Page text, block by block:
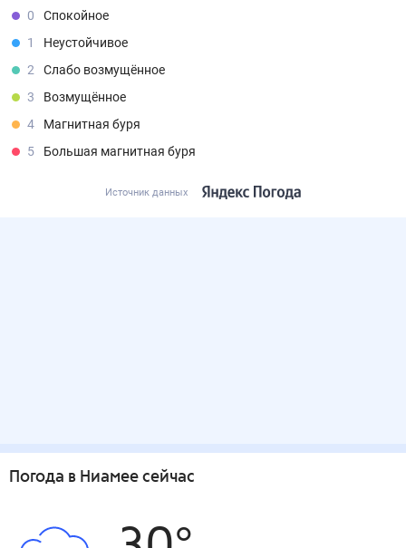
0
Спокойное
1
Неустойчивое
2
Слабо возмущённое
3
Возмущённое
4
Магнитная буря
5
Большая магнитная буря
Источник данных
Погода в Ниамее сейчас